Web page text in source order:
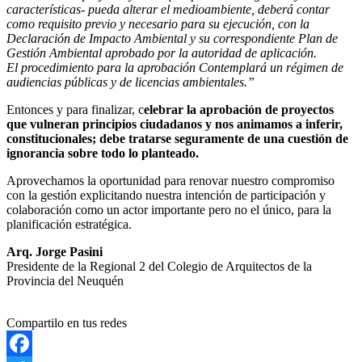
características- pueda alterar el medioambiente, deberá contar
como requisito previo y necesario para su ejecución, con la
Declaración de Impacto Ambiental y su correspondiente Plan de
Gestión Ambiental aprobado por la autoridad de aplicación.
El procedimiento para la aprobación Contemplará un régimen de
audiencias públicas y de licencias ambientales.”
Entonces y para finalizar, celebrar la aprobación de proyectos
que vulneran principios ciudadanos y nos animamos a inferir,
constitucionales; debe tratarse seguramente de una cuestión de
ignorancia sobre todo lo planteado.
Aprovechamos la oportunidad para renovar nuestro compromiso
con la gestión explicitando nuestra intención de participación y
colaboración como un actor importante pero no el único, para la
planificación estratégica.
Arq. Jorge Pasini
Presidente de la Regional 2 del Colegio de Arquitectos de la
Provincia del Neuquén
Compartilo en tus redes